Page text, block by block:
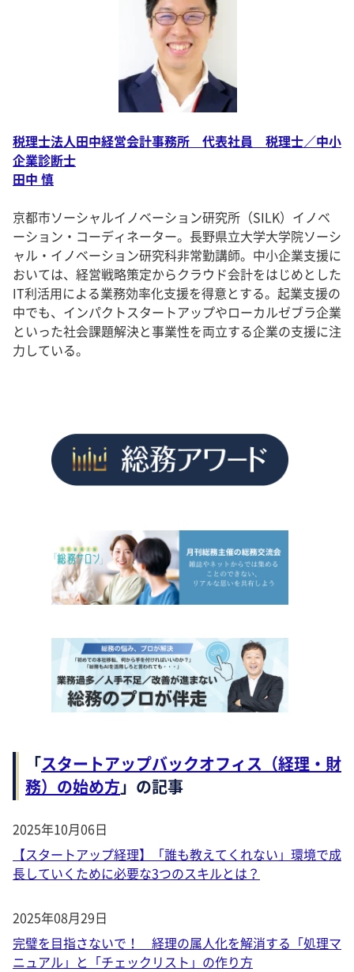
税理士法人田中経営会計事務所 代表社員 税理士／中小
企業診断士
田中 慎
京都市ソーシャルイノベーション研究所（SILK）イノベ
ーション・コーディネーター。長野県立大学大学院ソーシ
ャル・イノベーション研究科非常勤講師。中小企業支援に
おいては、経営戦略策定からクラウド会計をはじめとした
IT利活用による業務効率化支援を得意とする。起業支援の
中でも、インパクトスタートアップやローカルゼブラ企業
といった社会課題解決と事業性を両立する企業の支援に注
力している。
「スタートアップバックオフィス（経理・財
務）の始め方」の記事
2025年10月06日
【スタートアップ経理】「誰も教えてくれない」環境で成
長していくために必要な3つのスキルとは？
2025年08月29日
完璧を目指さないで！ 経理の属人化を解消する「処理マ
ニュアル」と「チェックリスト」の作り方